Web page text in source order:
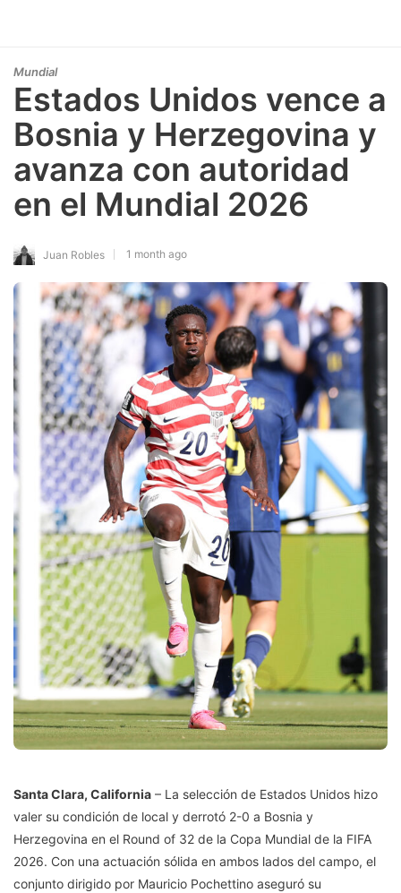
Mundial
Estados Unidos vence a
Bosnia y Herzegovina y
avanza con autoridad
en el Mundial 2026
Juan Robles 1 month ago
Santa Clara, California – La selección de Estados Unidos hizo
valer su condición de local y derrotó 2-0 a Bosnia y
Herzegovina en el Round of 32 de la Copa Mundial de la FIFA
2026. Con una actuación sólida en ambos lados del campo, el
conjunto dirigido por Mauricio Pochettino aseguró su